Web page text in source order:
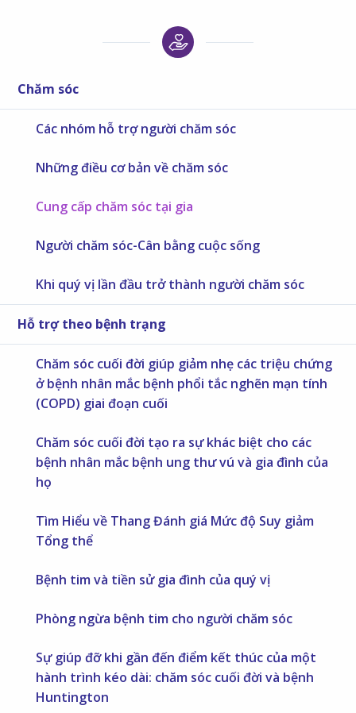
Chăm sóc
Các nhóm hỗ trợ người chăm sóc
Những điều cơ bản về chăm sóc
Cung cấp chăm sóc tại gia
Người chăm sóc-Cân bằng cuộc sống
Khi quý vị lần đầu trở thành người chăm sóc
Hỗ trợ theo bệnh trạng
Chăm sóc cuối đời giúp giảm nhẹ các triệu chứng
ở bệnh nhân mắc bệnh phổi tắc nghẽn mạn tính
(COPD) giai đoạn cuối
Chăm sóc cuối đời tạo ra sự khác biệt cho các
bệnh nhân mắc bệnh ung thư vú và gia đình của
họ
Tìm Hiểu về Thang Đánh giá Mức độ Suy giảm
Tổng thể
Bệnh tim và tiền sử gia đình của quý vị
Phòng ngừa bệnh tim cho người chăm sóc
Sự giúp đỡ khi gần đến điểm kết thúc của một
hành trình kéo dài: chăm sóc cuối đời và bệnh
Huntington